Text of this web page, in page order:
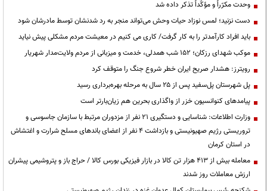
وحدت مکرّراً و مؤکّداً تذکر داده شد
دست نزنید؛ لمس نوزاد حیات وحش می‌تواند منجر به رد شدنشان توسط مادرشان شود
باید افراد کارآمدتر را به کار گرفت/ کاری می کنیم در معیشت مردم مشکلی پیش نیاید
موکب شهدای رزکان؛ ۱۵۲ شب همدلی، خدمت و میزبانی از مردم ولایت‌مدار شهریار
رویترز: هشدار صریح ایران خطر شروع جنگ را متوقف کرد
پل شهرستان پل‌سفید پس از ۲۵ سال به مرحله بهره‌برداری رسید
پیامدهای کنوانسیون خزر از واگذاری بحرین هم زیان‌بارتر است
وزارت اطلاعات: شناسایی و دستگیری ۲۱ نفر از مزدوران مرتبط با سازمان جاسوسی و
تروریستی رژیم صهیونیستی و بازداشت ۴ نفر از اعضای باندهای مسلح شرارت و اغتشاش
در استان کرمان
معامله بیش از ۴۱۳ هزار تن کالا در بازار فیزیکی بورس کالا / حراج باز و پتروشیمی پیشران
ارزش معاملات روز شدند